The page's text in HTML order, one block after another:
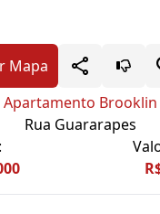
Mapa
Apartamento Brooklin
Rua Guararapes